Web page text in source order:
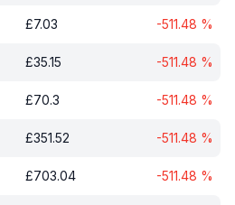
£7.03 -511.48 %
£35.15 -511.48 %
£70.3 -511.48 %
£351.52 -511.48 %
£703.04 -511.48 %